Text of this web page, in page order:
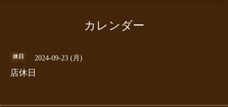
カレンダー
休日 2024-09-23 (月)
店休日